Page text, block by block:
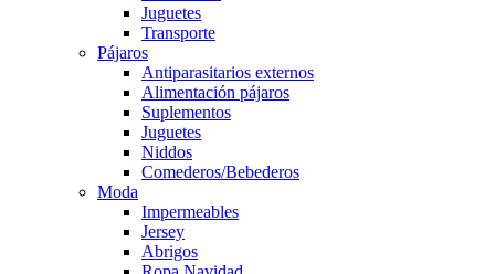
Juguetes
Transporte
Pájaros
Antiparasitarios externos
Alimentación pájaros
Suplementos
Juguetes
Niddos
Comederos/Bebederos
Moda
Impermeables
Jersey
Abrigos